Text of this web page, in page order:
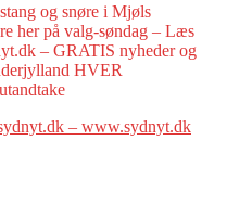
og snøre i Mjøls
her på valg-søndag – Læs
– GRATIS nyheder og
HVER
– www.sydnyt.dk